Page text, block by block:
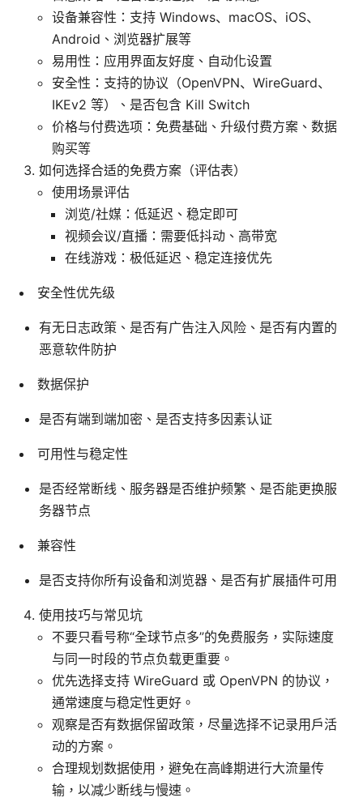
设备兼容性：支持 Windows、macOS、iOS、
Android、浏览器扩展等
易用性：应用界面友好度、自动化设置
安全性：支持的协议（OpenVPN、WireGuard、
IKEv2 等）、是否包含 Kill Switch
价格与付费选项：免费基础、升级付费方案、数据
购买等
如何选择合适的免费方案（评估表）
使用场景评估
浏览/社媒：低延迟、稳定即可
视频会议/直播：需要低抖动、高带宽
在线游戏：极低延迟、稳定连接优先
安全性优先级
有无日志政策、是否有广告注入风险、是否有内置的
恶意软件防护
数据保护
是否有端到端加密、是否支持多因素认证
可用性与稳定性
是否经常断线、服务器是否维护频繁、是否能更换服
务器节点
兼容性
是否支持你所有设备和浏览器、是否有扩展插件可用
使用技巧与常见坑
不要只看号称“全球节点多”的免费服务，实际速度
与同一时段的节点负载更重要。
优先选择支持 WireGuard 或 OpenVPN 的协议，
通常速度与稳定性更好。
观察是否有数据保留政策，尽量选择不记录用户活
动的方案。
合理规划数据使用，避免在高峰期进行大流量传
输，以减少断线与慢速。